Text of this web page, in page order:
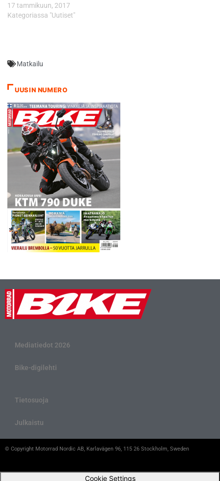
17 tammikuun, 2017
Kategoriassa "Uutiset"
Matkailu
UUSIN NUMERO
Mediatiedot 2026
Bike-digilehti
Tietosuoja
Julkaistu
© Copyright Motorrad Nordic AB, Karlavägen 96, 115 26 Stockholm, Sweden
Cookie Settings